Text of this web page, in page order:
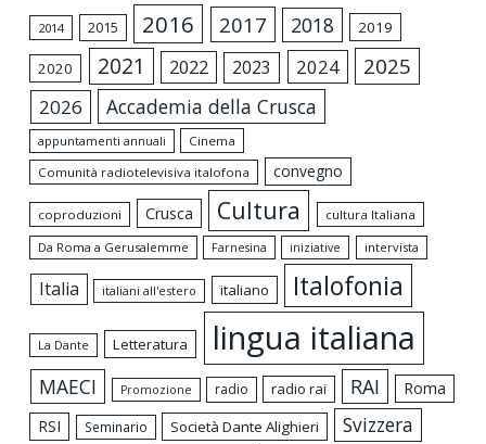
2014 2015 2016 2017 2018 2019
2020 2021 2022 2023 2024 2025
2026 Accademia della Crusca
appuntamenti annuali
Cinema
Comunità radiotelevisiva italofona
convegno
coproduzioni Crusca Cultura
cultura Italiana
Da Roma a Gerusalemme
Farnesina iniziative intervista
Italia italiani all'estero italiano Italofonia
La Dante Letteratura lingua italiana
MAECI Promozione radio radio rai RAI
Roma
RSI
Seminario Società Dante Alighieri Svizzera